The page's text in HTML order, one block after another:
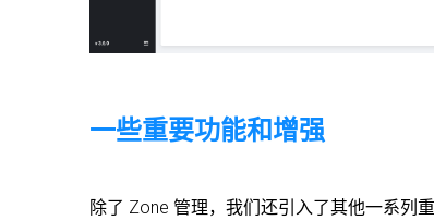
一些重要功能和增强
除了 Zone 管理，我们还引入了其他一系列